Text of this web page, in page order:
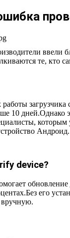
ввели
те, кто
загрузчика
10 дней.Однако
Андроид.
device?
его
вручную.